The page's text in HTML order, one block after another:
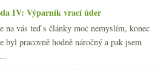
IV: Výparník vrací úder
na vás teď s články moc nemyslím, konec
byl pracovně hodně náročný a pak jsem